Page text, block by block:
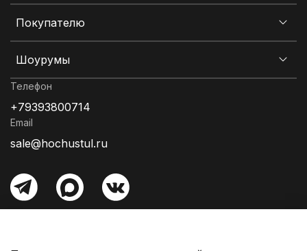
Покупателю
Шоурумы
Телефон
+79393800714
Email
sale@hochustul.ru